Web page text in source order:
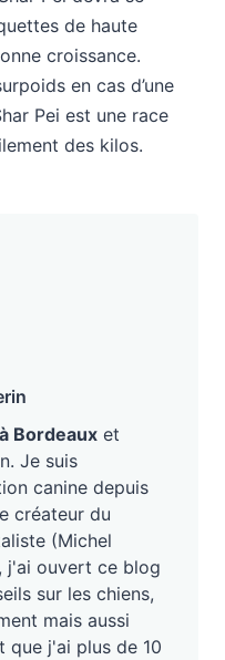
de haute
croissance.
en cas d’une
Pei est une race
des kilos.
Bordeaux et
Je suis
canine depuis
créateur du
(Michel
j'ai ouvert ce blog
sur les chiens,
mais aussi
que j'ai plus de 10